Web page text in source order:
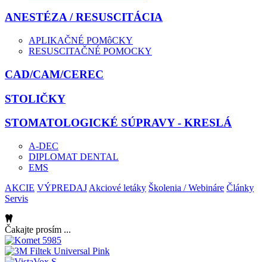
ANESTÉZA / RESUSCITÁCIA
APLIKAČNÉ POMôCKY
RESUSCITAČNÉ POMOCKY
CAD/CAM/CEREC
STOLIČKY
STOMATOLOGICKÉ SÚPRAVY - KRESLÁ
A-DEC
DIPLOMAT DENTAL
EMS
AKCIE VÝPREDAJ Akciové letáky Školenia / Webináre Články
Servis
Čakajte prosím ...